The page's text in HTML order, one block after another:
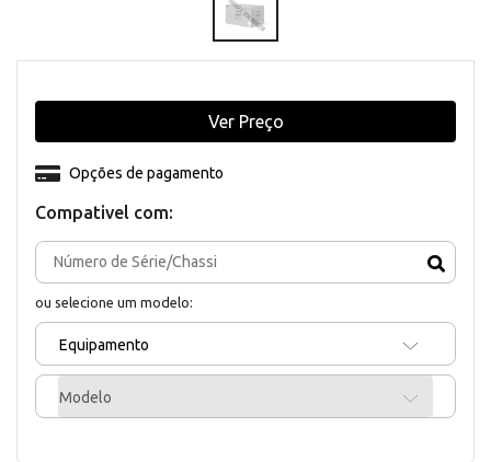
Compativel com:
ou selecione um modelo:
Equipamento
Modelo
Opções de pagamento
Ver Preço